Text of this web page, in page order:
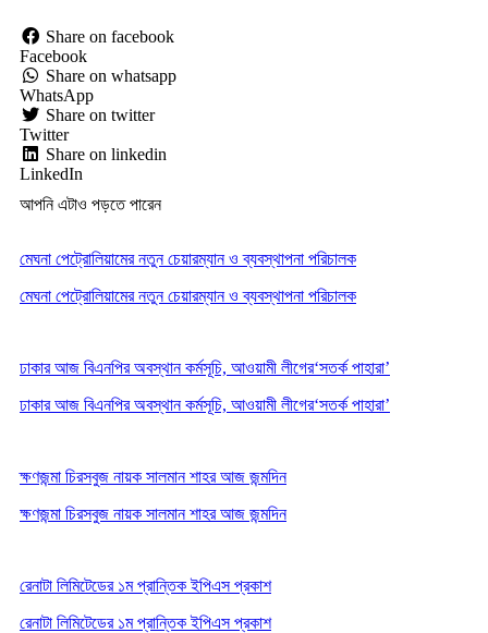
Share on facebook
Facebook
Share on whatsapp
WhatsApp
Share on twitter
Twitter
Share on linkedin
LinkedIn
আপনি এটাও পড়তে পারেন
মেঘনা পেট্রোলিয়ামের নতুন চেয়ারম্যান ও ব্যবস্থাপনা পরিচালক
মেঘনা পেট্রোলিয়ামের নতুন চেয়ারম্যান ও ব্যবস্থাপনা পরিচালক
ঢাকার আজ বিএনপির অবস্থান কর্মসূচি, আওয়ামী লীগের‘সতর্ক পাহারা’
ঢাকার আজ বিএনপির অবস্থান কর্মসূচি, আওয়ামী লীগের‘সতর্ক পাহারা’
ক্ষণজন্মা চিরসবুজ নায়ক সালমান শাহর আজ জন্মদিন
ক্ষণজন্মা চিরসবুজ নায়ক সালমান শাহর আজ জন্মদিন
রেনাটা লিমিটেডের ১ম প্রান্তিক ইপিএস প্রকাশ
রেনাটা লিমিটেডের ১ম প্রান্তিক ইপিএস প্রকাশ